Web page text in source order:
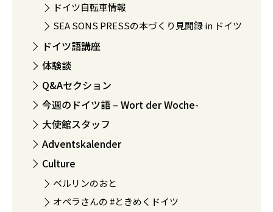
ドイツ自転車情報
SEA SONS PRESSの本づくり見聞録 in ドイツ
ドイツ語講座
体験談
Q&Aセクション
今週のドイツ語 – Wort der Woche-
大使館スタッフ
Adventskalender
Culture
ベルリンのおと
オペラさんの #ときめくドイツ